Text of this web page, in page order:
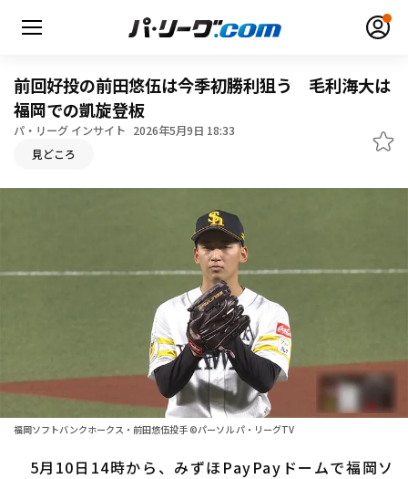
1軍公式戦
ファーム東地区
選手名鑑
選手名鑑トップ
北海道日本ハムファイターズ
ニュース
前回好投の前田悠伍は今季初勝利狙う 毛利海大は
福岡での凱旋登板
パ・リーグ インサイト 2026年5月9日 18:33
見どころ
福岡ソフトバンクホークス・前田悠伍投手 ©パーソル パ・リーグTV
5月10日14時から、みずほPayPayドームで福岡ソ